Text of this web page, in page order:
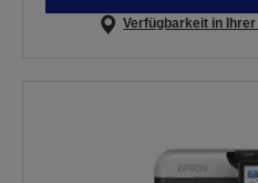
Verfügbarkeit in Ihrer